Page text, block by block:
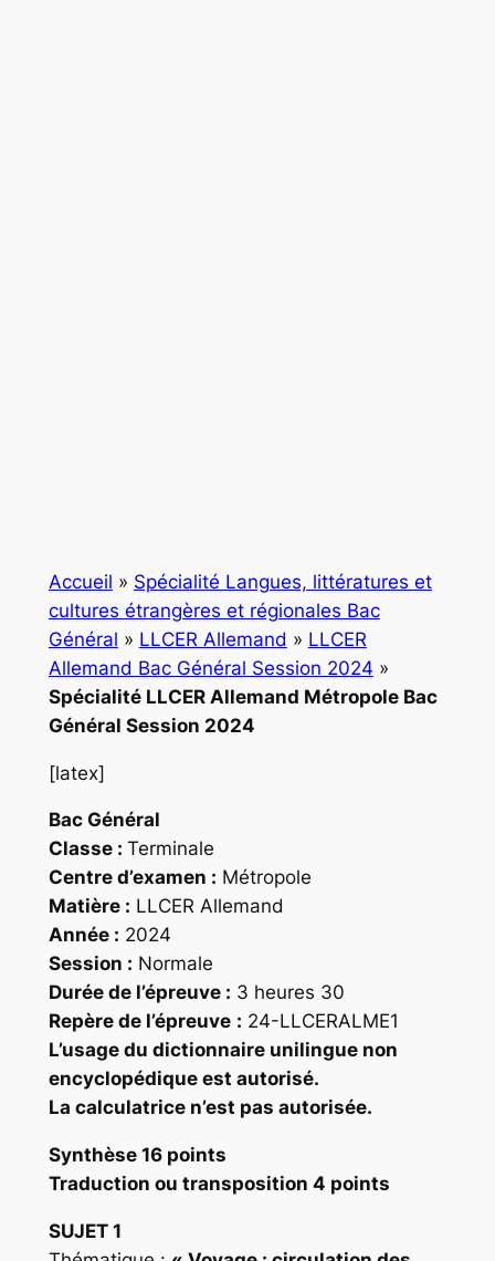
Accueil » Spécialité Langues, littératures et
cultures étrangères et régionales Bac
Général » LLCER Allemand » LLCER
Allemand Bac Général Session 2024 »
Spécialité LLCER Allemand Métropole Bac
Général Session 2024
[latex]
Bac Général
Classe : Terminale
Centre d’examen : Métropole
Matière : LLCER Allemand
Année : 2024
Session : Normale
Durée de l’épreuve : 3 heures 30
Repère de l’épreuve : 24-LLCERALME1
L’usage du dictionnaire unilingue non
encyclopédique est autorisé.
La calculatrice n’est pas autorisée.
Synthèse 16 points
Traduction ou transposition 4 points
SUJET 1